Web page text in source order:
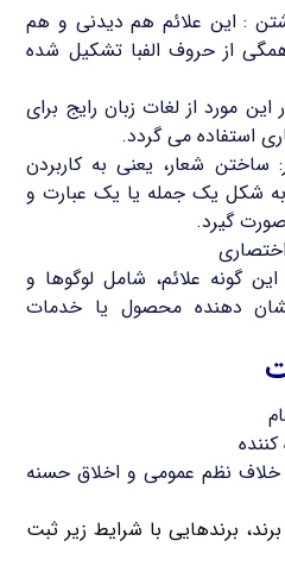
: این علائم هم دیدنی و هم
از حروف الفبا تشکیل شده
این مورد از لغات زبان رایج برای
استفاده می گردد.
ساختن شعار، یعنی به کاربردن
به شکل یک جمله یا یک عبارت و
گیرد.
گونه علائم، شامل لوگوها و
دهنده محصول یا خدمات
خلاف نظم عمومی و اخلاق حسنه
ثبت برند، برندهایی با شرایط زیر ثبت